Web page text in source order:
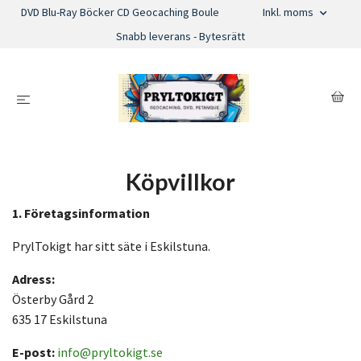
DVD Blu-Ray Böcker CD Geocaching Boule
Inkl. moms
Snabb leverans - Bytesrätt
Köpvillkor
1. Företagsinformation
PrylTokigt har sitt säte i Eskilstuna.
Adress:
Österby Gård 2
635 17 Eskilstuna
E-post: info@pryltokigt.se